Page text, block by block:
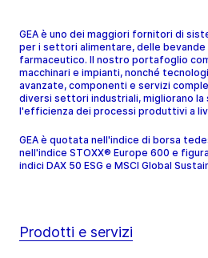
GEA è uno dei maggiori fornitori di
per i settori alimentare, delle bevande
farmaceutico. Il nostro portafoglio
macchinari e impianti, nonché
avanzate, componenti e servizi
diversi settori industriali, migliorano la
l'efficienza dei processi produttivi a
GEA è quotata nell'indice di borsa
nell'indice STOXX® Europe 600 e
indici DAX 50 ESG e MSCI Global
Prodotti e servizi